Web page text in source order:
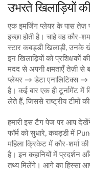
उभरते खिलाड़ियों
एक इमर्जिंग प्लेयर के पास तेज़
इच्छा होती है। चाहे वह
स्टार कबड्डी खिलाड़ी, उनके
इन खिलाड़ियों को प्रशिक्षकों
मदद से अपनी क्षमताएँ तेज़ी से
प्लेयर → डेटा एनालिटिक्स →
है। कई बार एक ही टूर्नामेंट में
लेते हैं, जिससे राष्ट्रीय टीमों
हमारी इस टैग पेज पर आप
फॉर्म को सुधारे, कबड्डी में
महिला क्रिकेट में कौर‑शर्मा
है। इन कहानियों में प्रदर्शन
तथ्य मिलेंगे। आगे का हिस्सा